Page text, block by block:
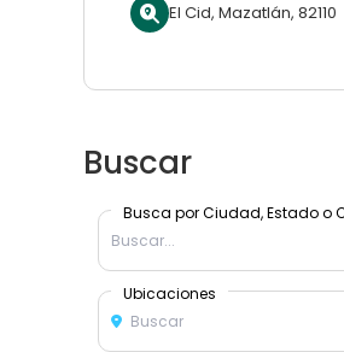
El Cid, Mazatlán, 82110
Buscar
Busca por Ciudad, Estado o
Ubicaciones
Buscar